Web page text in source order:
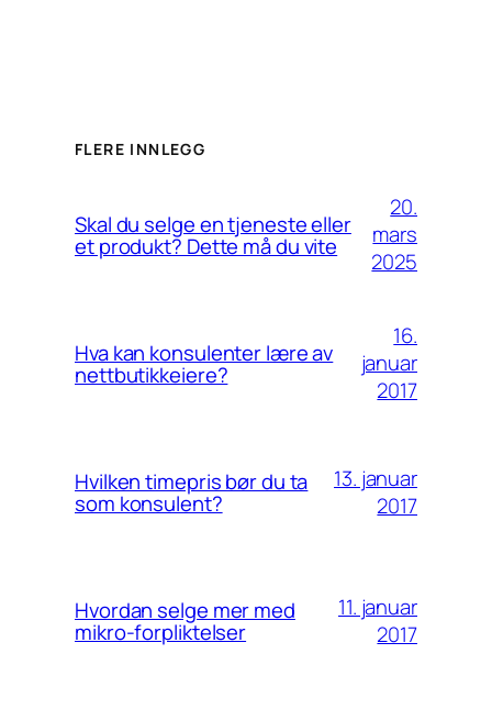
FLERE INNLEGG
Skal du selge en tjeneste eller
et produkt? Dette må du vite
20.
mars
2025
Hva kan konsulenter lære av
nettbutikkeiere?
16.
januar
2017
Hvilken timepris bør du ta
som konsulent?
13. januar
2017
Hvordan selge mer med
mikro-forpliktelser
11. januar
2017